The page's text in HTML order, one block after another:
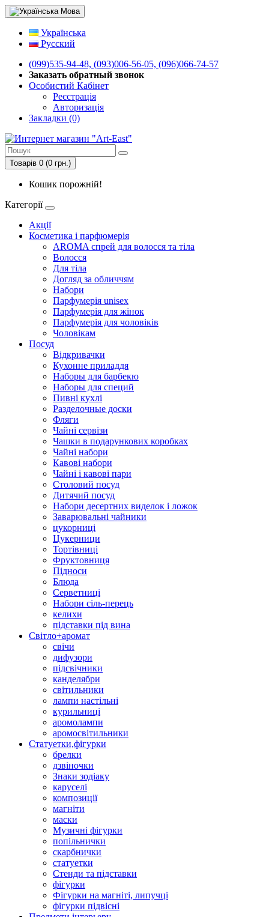
Мова
Українська
Русский
(099)535-94-48, (093)006-56-05, (096)066-74-57
Заказать обратный звонок
Особистий Кабінет
Реєстрація
Авторизація
Закладки (0)
Товарів 0 (0 грн.)
Кошик порожній!
Категорії
Акції
Косметика і парфюмерія
AROMA спрей для волосся та тіла
Волосся
Для тіла
Догляд за обличчям
Набори
Парфумерія unisex
Парфумерія для жінок
Парфумерія для чоловіків
Чоловікам
Посуд
Відкривачки
Кухонне приладдя
Наборы для барбекю
Наборы для специй
Пивні кухлі
Разделочные доски
Фляги
Чайні сервізи
Чашки в подарункових коробках
Чайні набори
Кавові набори
Чайні і кавові пари
Столовий посуд
Дитячий посуд
Набори десертних виделок і ложок
Заварювальні чайники
цукорниці
Цукерници
Тортівниці
Фруктовниця
Підноси
Блюда
Серветниці
Набори сіль-перець
келихи
підставки під вина
Світло+аромат
свічи
дифузори
підсвічники
канделябри
світильники
лампи настільні
курильниці
аромолампи
аромосвітильники
Статуетки,фігурки
брелки
дзвіночки
Знаки зодіаку
каруселі
композиції
магніти
маски
Музичні фігурки
попільнички
скарбнички
статуетки
Стенди та підставки
фігурки
Фігурки на магніті, липучці
фігурки підвісні